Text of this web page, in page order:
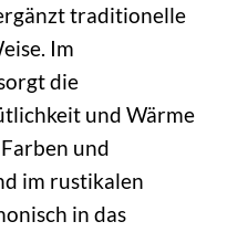
traditionelle
Im
die
und Wärme
und
im rustikalen
in das